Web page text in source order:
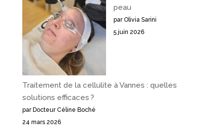
peau
par Olivia Sarini
5 juin 2026
Traitement de la cellulite à Vannes : quelles
solutions efficaces ?
par Docteur Céline Boché
24 mars 2026